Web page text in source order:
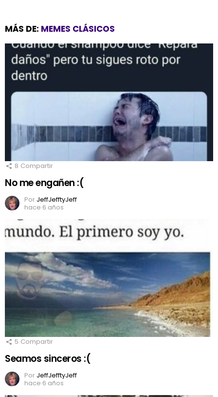
MÁS DE: MEMES CLÁSICOS
8 Compartir
No me engañen :(
Por JeffJefftyJeff
hace 6 años
5 Compartir
Seamos sinceros :(
Por JeffJefftyJeff
hace 6 años